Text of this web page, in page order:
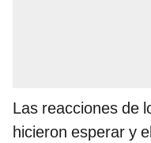
Las reacciones de
hicieron esperar y